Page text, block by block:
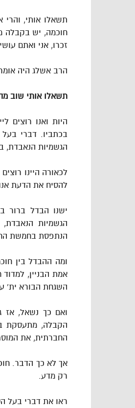
תשאלו אותי,
חוכמה, יש בקבלה
זכרו, אני ואתם
הרב אשלג היה
תשאלו אותי שוב
היות ואנו רוצים
בכתביו. דברי
הגשמיות הנאבדת,
לכאורה היינו
להסיח את הדעת
ישנו הבדל ברור
הגשמיות
הנתפסת בחמשת
ומה ההבדל בין
אמת הבניין,
השגחת הבורא ית’
ואם כך נשאל, אז
הקבלה, מתעסקת
החברתית, את
אך לא כך הדבר.
רק מדע.
ראו את דברי בעל